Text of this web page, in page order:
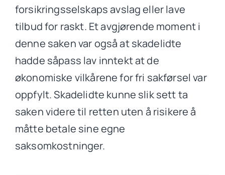
forsikringsselskaps avslag eller lave
tilbud for raskt. Et avgjørende moment i
denne saken var også at skadelidte
hadde såpass lav inntekt at de
økonomiske vilkårene for fri sakførsel var
oppfylt. Skadelidte kunne slik sett ta
saken videre til retten uten å risikere å
måtte betale sine egne
saksomkostninger.